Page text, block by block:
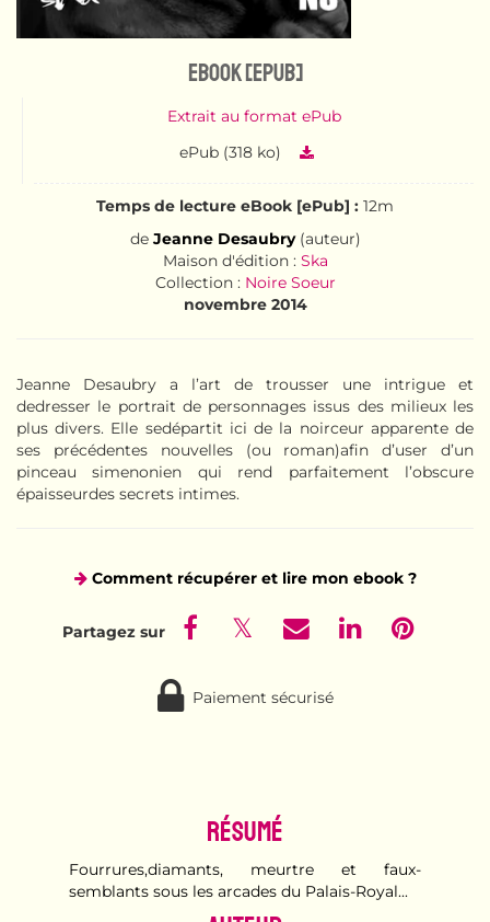
eBook [ePub]
Extrait au format ePub
ePub (318 ko)
Temps de lecture eBook [ePub] : 12m
de Jeanne Desaubry(auteur)
Maison d'édition : Ska
Collection : Noire Soeur
novembre 2014
Jeanne Desaubry a l’art de trousser une intrigue et
dedresser le portrait de personnages issus des milieux les
plus divers. Elle sedépartit ici de la noirceur apparente de
ses précédentes nouvelles (ou roman)afin d’user d’un
pinceau simenonien qui rend parfaitement l’obscure
épaisseurdes secrets intimes.
Comment récupérer et lire mon ebook ?
Paiement sécurisé
Résumé
Fourrures,diamants, meurtre et faux-
semblants sous les arcades du Palais-Royal...